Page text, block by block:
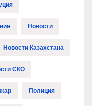
Новости
Новости Казахстана
СКО
Полиция